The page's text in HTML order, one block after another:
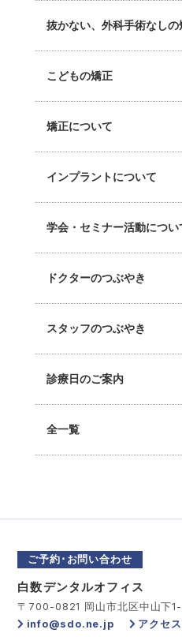
抜かない、外科手術なしの
こどもの矯正
矯正について
インプラントについて
学会・セミナー活動につい
ドクターのつぶやき
スタッフのつぶやき
診療日のご案内
全一覧
ご予約･お問い合わせ
白数デンタルオフィス
〒700-0821 岡山市北区中山下
info@sdo.ne.jp
アクセ